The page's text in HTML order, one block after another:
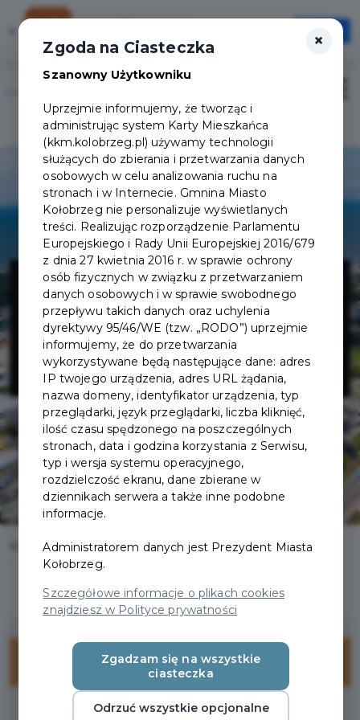
Szybciej, wygodniej, zawsze pod ręką
Otwórz
Logowanie/Rejestracja
ZARZĄD
PORTU
MORSKIEGO
Home Oferty ZARZĄD PORTU MORSKIEGO
ZNIŻKI
×
Zgoda na Ciasteczka
Szanowny Użytkowniku
Uprzejmie informujemy, że tworząc i
administrując system Karty Mieszkańca
(kkm.kolobrzeg.pl) używamy technologii
służących do zbierania i przetwarzania danych
osobowych w celu analizowania ruchu na
stronach i w Internecie. Gmnina Miasto
Kołobrzeg nie personalizuje wyświetlanych
treści. Realizując rozporządzenie Parlamentu
Europejskiego i Rady Unii Europejskiej 2016/679
z dnia 27 kwietnia 2016 r. w sprawie ochrony
osób fizycznych w związku z przetwarzaniem
danych osobowych i w sprawie swobodnego
przepływu takich danych oraz uchylenia
dyrektywy 95/46/WE (tzw. „RODO”) uprzejmie
informujemy, że do przetwarzania
wykorzystywane będą następujące dane: adres
IP twojego urządzenia, adres URL żądania,
nazwa domeny, identyfikator urządzenia, typ
przeglądarki, język przeglądarki, liczba kliknięć,
ilość czasu spędzonego na poszczególnych
stronach, data i godzina korzystania z Serwisu,
typ i wersja systemu operacyjnego,
rozdzielczość ekranu, dane zbierane w
dziennikach serwera a także inne podobne
informacje.
Administratorem danych jest Prezydent Miasta
Kołobrzeg.
Szczegółowe informacje o plikach cookies
znajdziesz w Polityce prywatności
Zgadzam się na wszystkie
ciasteczka
Odrzuć wszystkie opcjonalne